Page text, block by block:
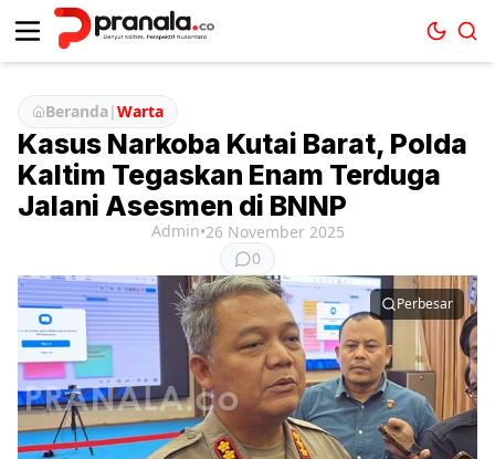
Beranda|Warta
Kasus Narkoba Kutai Barat, Polda
Kaltim Tegaskan Enam Terduga
Jalani Asesmen di BNNP
Admin•26 November 2025
0
Perbesar